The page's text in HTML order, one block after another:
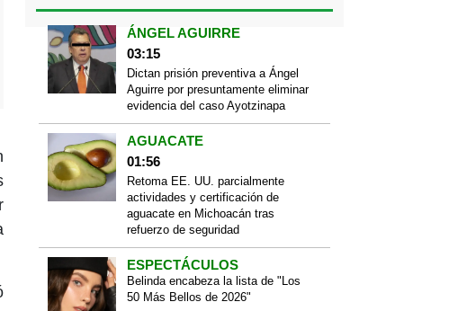
ÁNGEL AGUIRRE
03:15
Dictan prisión preventiva a Ángel
Aguirre por presuntamente eliminar
evidencia del caso Ayotzinapa
AGUACATE
01:56
Retoma EE. UU. parcialmente
actividades y certificación de
aguacate en Michoacán tras
refuerzo de seguridad
ESPECTÁCULOS
Belinda encabeza la lista de "Los
50 Más Bellos de 2026"